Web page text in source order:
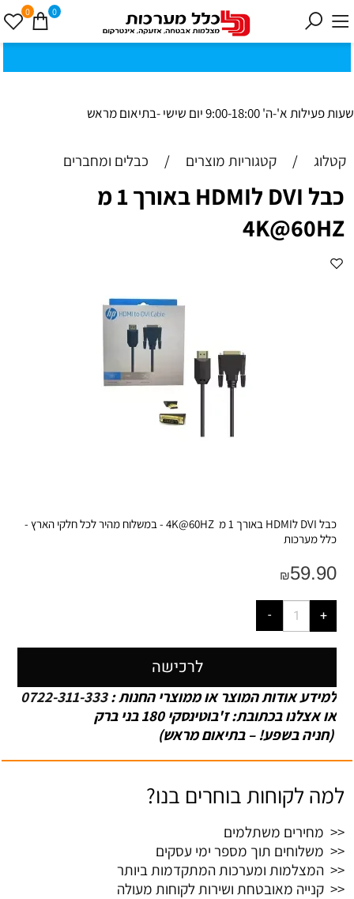
כ
ת
וב
ת
ינ
ו:ז
ב
וט
ינ
ס
קי1
8
0ב
נ
י ב
ר
ק
שעות פעילות א'-ה' 9:00-18:00 יום שישי -בתיאום מראש
0 0
קטלוג / קטגוריות מוצרים / כבלים ומחברים
כבל DVI לHDMI באורך 1 מ
4K@60HZ
כבל DVI לHDMI באורך 1 מ 4K@60HZ - במשלוח מהיר לכל חלקי הארץ -
כלל מערכות
₪59.90
לרכישה
למידע אודות המוצר או ממוצרי החנות :0722-311-333
או אצלנו בכתובת: ז'בוטינסקי 180 בני ברק
(חניה בשפע! – בתיאום מראש)
למה לקוחות בוחרים בנו?
<< מחירים משתלמים
<< משלוחים תוך מספר ימי עסקים
<< המצלמות ומערכות המתקדמות ביותר
<< קנייה מאובטחת ושירות לקוחות מעולה